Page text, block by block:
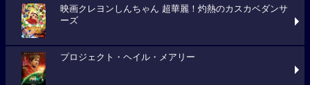
映画クレヨンしんちゃん 超華麗！灼熱のカスカベダンサ
ーズ
プロジェクト・ヘイル・メアリー